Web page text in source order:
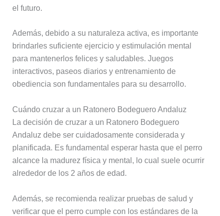
el futuro.
Además, debido a su naturaleza activa, es importante
brindarles suficiente ejercicio y estimulación mental
para mantenerlos felices y saludables. Juegos
interactivos, paseos diarios y entrenamiento de
obediencia son fundamentales para su desarrollo.
Cuándo cruzar a un Ratonero Bodeguero Andaluz
La decisión de cruzar a un Ratonero Bodeguero
Andaluz debe ser cuidadosamente considerada y
planificada. Es fundamental esperar hasta que el perro
alcance la madurez física y mental, lo cual suele ocurrir
alrededor de los 2 años de edad.
Además, se recomienda realizar pruebas de salud y
verificar que el perro cumple con los estándares de la